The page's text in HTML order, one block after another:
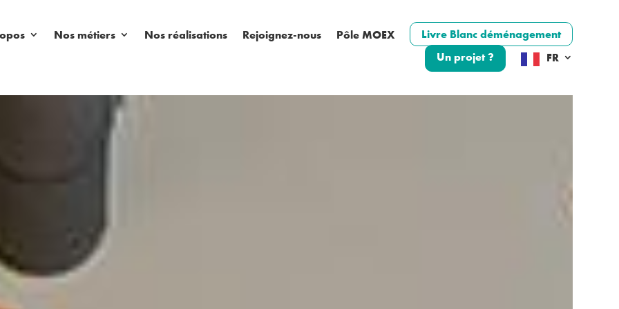
Nos métiers Nos réalisations Rejoignez-nous Pôle MOEX
Livre Blanc déménagement
Un projet ?
FR